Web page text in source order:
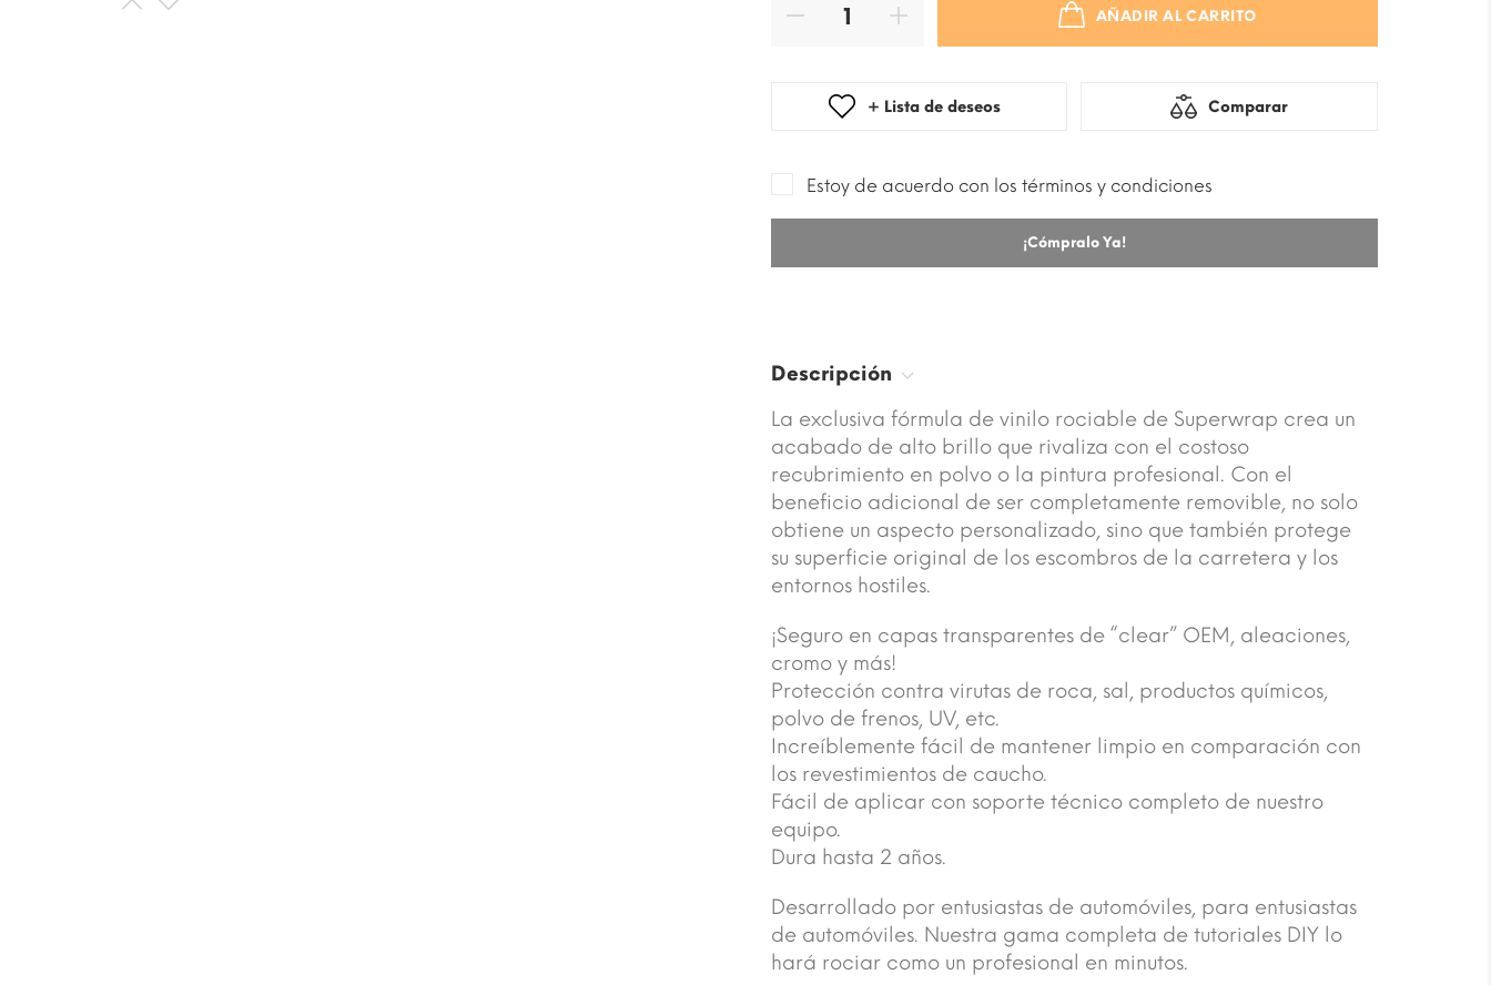
AÑADIR AL CARRITO
+ Lista de deseos Comparar
Estoy de acuerdo con los términos y condiciones
¡Cómpralo Ya!
Descripción
La exclusiva fórmula de vinilo rociable de Superwrap crea un
acabado de alto brillo que rivaliza con el costoso
recubrimiento en polvo o la pintura profesional. Con el
beneficio adicional de ser completamente removible, no solo
obtiene un aspecto personalizado, sino que también protege
su superficie original de los escombros de la carretera y los
entornos hostiles.
¡Seguro en capas transparentes de “clear” OEM, aleaciones,
cromo y más!
Protección contra virutas de roca, sal, productos químicos,
polvo de frenos, UV, etc.
Increíblemente fácil de mantener limpio en comparación con
los revestimientos de caucho.
Fácil de aplicar con soporte técnico completo de nuestro
equipo.
Dura hasta 2 años.
Desarrollado por entusiastas de automóviles, para entusiastas
de automóviles. Nuestra gama completa de tutoriales DIY lo
hará rociar como un profesional en minutos.